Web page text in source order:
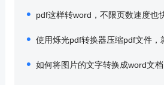
pdf这样转word，不限页数速度也
使用烁光pdf转换器压缩pdf文件，
如何将图片的文字转换成word文档